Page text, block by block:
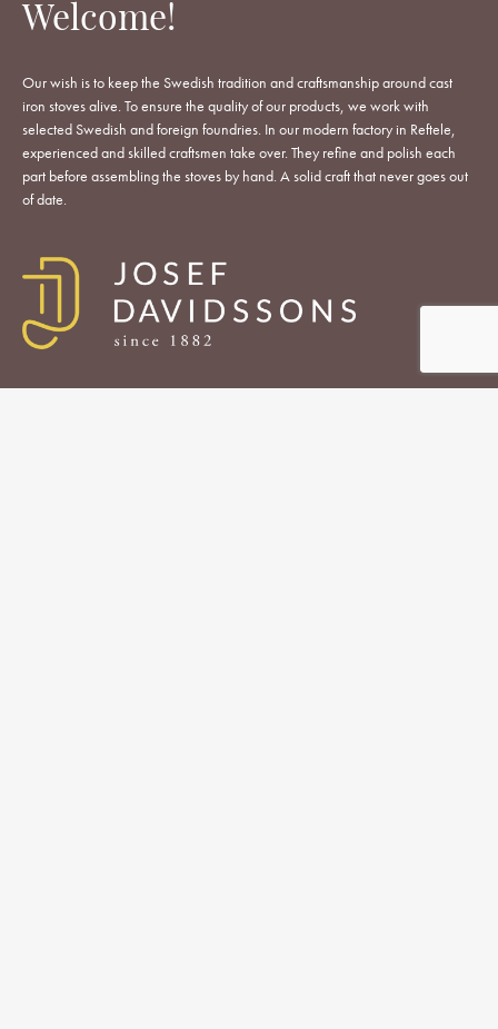
Welcome!
Our wish is to keep the Swedish tradition and craftsmanship around cast
iron stoves alive. To ensure the quality of our products, we work with
selected Swedish and foreign foundries. In our modern factory in Reftele,
experienced and skilled craftsmen take over. They refine and polish each
part before assembling the stoves by hand. A solid craft that never goes out
of date.